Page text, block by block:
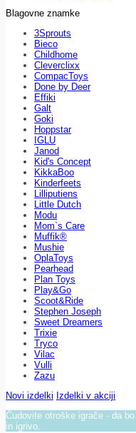
Blagovne znamke
3Sprouts
Bieco
Childhome
Cleverclixx
CompacToys
Done by Deer
Effiki
Galt
Goki
Hoppstar
IGLU
Janod
Kid's Concept
KikkaBoo
Kinderfeets
Lilliputiens
Little Dutch
Modu
Mom`s Care
Muffik®
Mushie
OplaToys
Pearhead
Plan Toys
Play&Go
Scoot&Ride
Stephen Joseph
Sweet Dreamers
Trixie
Tryco
Vilac
Vulli
Zazu
Novi izdelki Izdelki v akciji
Čudovite otroške igrače - da
in igrivo.